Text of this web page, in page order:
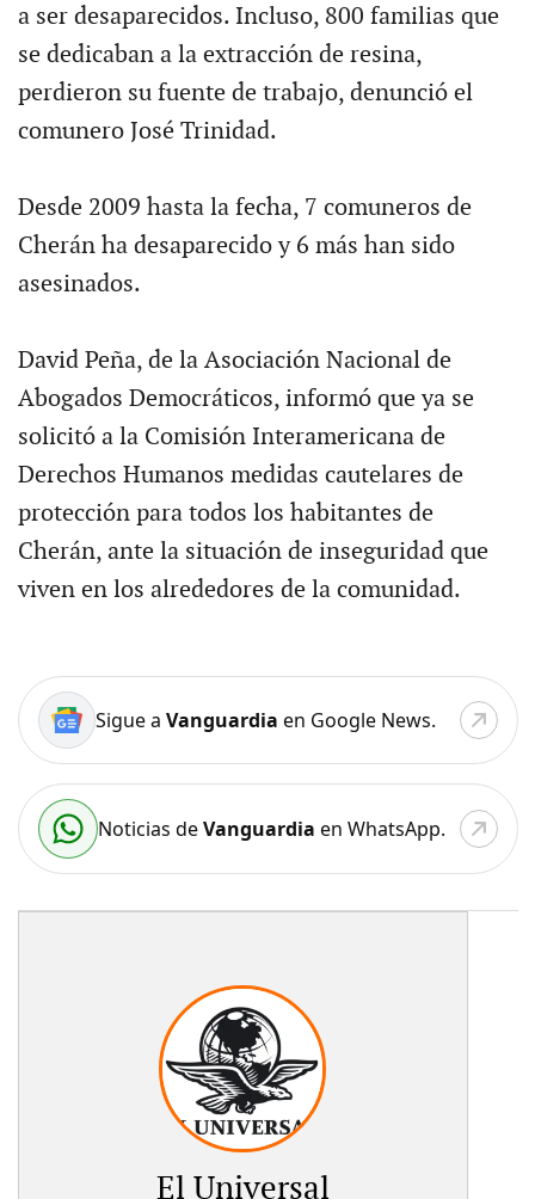
a ser desaparecidos. Incluso, 800 familias que
se dedicaban a la extracción de resina,
perdieron su fuente de trabajo, denunció el
comunero José Trinidad.
Desde 2009 hasta la fecha, 7 comuneros de
Cherán ha desaparecido y 6 más han sido
asesinados.
David Peña, de la Asociación Nacional de
Abogados Democráticos, informó que ya se
solicitó a la Comisión Interamericana de
Derechos Humanos medidas cautelares de
protección para todos los habitantes de
Cherán, ante la situación de inseguridad que
viven en los alrededores de la comunidad.
Sigue a Vanguardia en Google News.
Noticias deVanguardia en WhatsApp.
El Universal